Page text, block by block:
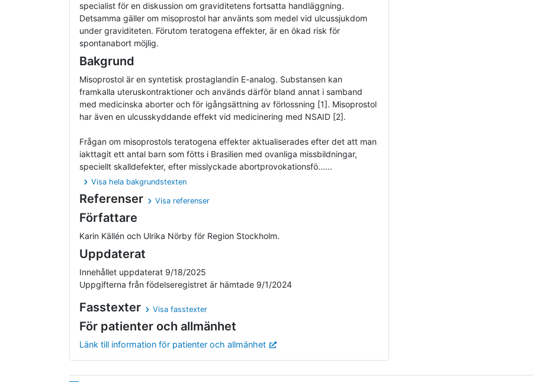
specialist för en diskussion om graviditetens fortsatta handläggning.
Detsamma gäller om misoprostol har använts som medel vid ulcussjukdom
under graviditeten. Förutom teratogena effekter, är en ökad risk för
spontanabort möjlig.
Bakgrund
Misoprostol är en syntetisk prostaglandin E-analog. Substansen kan
framkalla uteruskontraktioner och används därför bland annat i samband
med medicinska aborter och för igångsättning av förlossning [1]. Misoprostol
har även en ulcusskyddande effekt vid medicinering med NSAID [2].
Frågan om misoprostols teratogena effekter aktualiserades efter det att man
iakttagit ett antal barn som fötts i Brasilien med ovanliga missbildningar,
speciellt skalldefekter, efter misslyckade abortprovokationsfö......
Visa hela bakgrundstexten
Referenser Visa referenser
Författare
Karin Källén och Ulrika Nörby för Region Stockholm.
Uppdaterat
Innehållet uppdaterat 9/18/2025
Uppgifterna från födelseregistret är hämtade 9/1/2024
Fasstexter Visa fasstexter
För patienter och allmänhet
Länk till information för patienter och allmänhet